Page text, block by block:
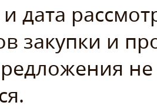
дата
закупки и